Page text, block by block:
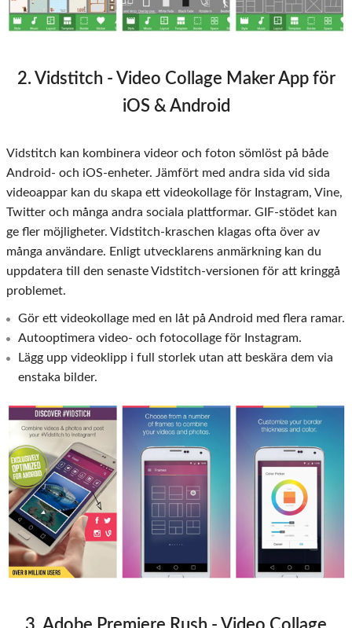
2. Vidstitch - Video Collage Maker App för
iOS & Android
Vidstitch kan kombinera videor och foton sömlöst på både
Android- och iOS-enheter. Jämfört med andra sida vid sida
videoappar kan du skapa ett videokollage för Instagram, Vine,
Twitter och många andra sociala plattformar. GIF-stödet kan
ge fler möjligheter. Vidstitch-kraschen klagas ofta över av
många användare. Enligt utvecklarens anmärkning kan du
uppdatera till den senaste Vidstitch-versionen för att kringgå
problemet.
Gör ett videokollage med en låt på Android med flera ramar.
Autooptimera video- och fotocollage för Instagram.
Lägg upp videoklipp i full storlek utan att beskära dem via
enstaka bilder.